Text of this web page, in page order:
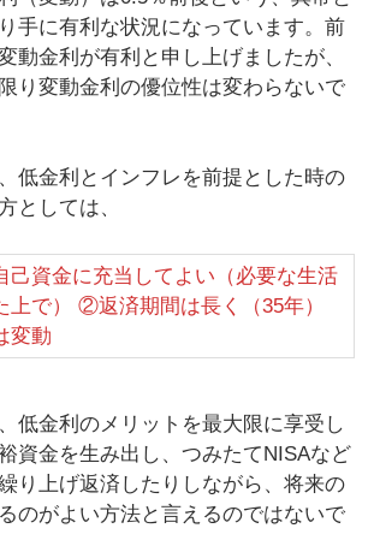
手に有利な状況になっています。前
動金利が有利と申し上げましたが、
り変動金利の優位性は変わらないで
低金利とインフレを前提とした時の
としては、
資金に充当してよい（必要な生活
上で） ②返済期間は長く（35年）
変動
低金利のメリットを最大限に享受し
資金を生み出し、つみたてNISAなど
り上げ返済したりしながら、将来の
のがよい方法と言えるのではないで